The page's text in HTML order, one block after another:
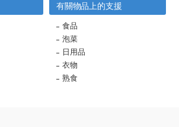
有關物品上的支援
食品
泡菜
日用品
衣物
熟食